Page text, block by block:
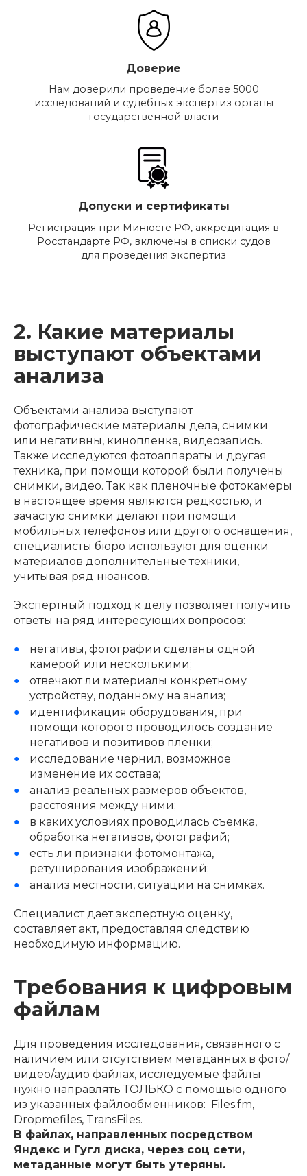
Доверие
Нам доверили проведение более 5000
исследований и судебных экспертиз органы
государственной власти
Допуски и сертификаты
Регистрация при Минюсте РФ, аккредитация в
Росстандарте РФ, включены в списки судов
для проведения экспертиз
2. Какие материалы
выступают объектами
анализа
Объектами анализа выступают
фотографические материалы дела, снимки
или негативны, кинопленка, видеозапись.
Также исследуются фотоаппараты и другая
техника, при помощи которой были получены
снимки, видео. Так как пленочные фотокамеры
в настоящее время являются редкостью, и
зачастую снимки делают при помощи
мобильных телефонов или другого оснащения,
специалисты бюро используют для оценки
материалов дополнительные техники,
учитывая ряд нюансов.
Экспертный подход к делу позволяет получить
ответы на ряд интересующих вопросов:
негативы, фотографии сделаны одной
камерой или несколькими;
отвечают ли материалы конкретному
устройству, поданному на анализ;
идентификация оборудования, при
помощи которого проводилось создание
негативов и позитивов пленки;
исследование чернил, возможное
изменение их состава;
анализ реальных размеров объектов,
расстояния между ними;
в каких условиях проводилась съемка,
обработка негативов, фотографий;
есть ли признаки фотомонтажа,
ретуширования изображений;
анализ местности, ситуации на снимках.
Специалист дает экспертную оценку,
составляет акт, предоставляя следствию
необходимую информацию.
Требования к цифровым
файлам
Для проведения исследования, связанного с
наличием или отсутствием метаданных в фото/
видео/аудио файлах, исследуемые файлы
нужно направлять ТОЛЬКО с помощью одного
из указанных файлообменников: Files.fm,
Dropmefiles, TransFiles.
В файлах, направленных посредством
Яндекс и Гугл диска, через соц сети,
метаданные могут быть утеряны.